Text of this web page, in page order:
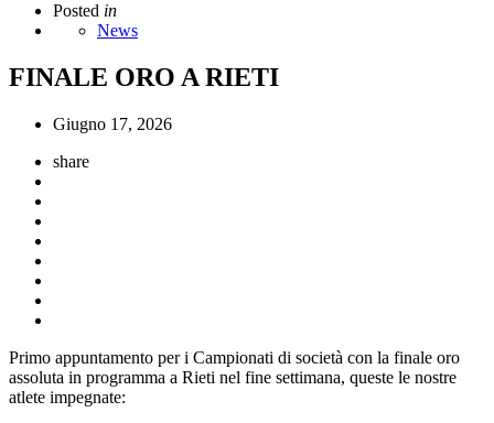
Posted in
News
FINALE ORO A RIETI
Giugno 17, 2026
share
Primo appuntamento per i Campionati di società con la finale oro
assoluta in programma a Rieti nel fine settimana, queste le nostre
atlete impegnate: